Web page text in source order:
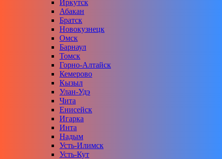
Иркутск
Абакан
Братск
Новокузнецк
Омск
Барнаул
Томск
Горно-Алтайск
Кемерово
Кызыл
Улан-Удэ
Чита
Енисейск
Игарка
Инта
Надым
Усть-Илимск
Усть-Кут